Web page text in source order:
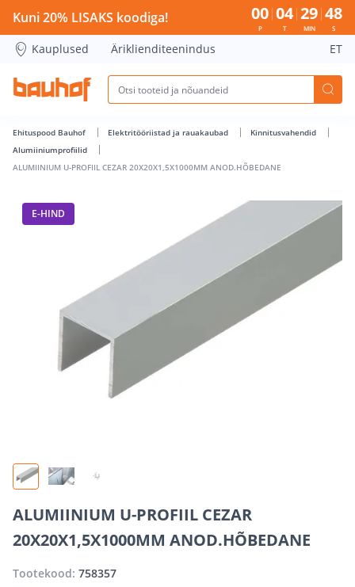
ALUMIINIUM U-PROFIIL CEZAR 20X20X1,5X1000MM
Kuni 20% LISAKS koodiga! 00
P
04
T
29
MIN
47
S
Kauplused Äriklienditeenindus ET
Ehituspood Bauhof Elektritööriistad ja rauakaubad
Kinnitusvahendid
Alumiiniumprofiilid
ALUMIINIUM U-PROFIIL CEZAR 20X20X1,5X1000MM ANOD.HÕBEDANE
E-HIND
ALUMIINIUM U-PROFIIL CEZAR
20X20X1,5X1000MM ANOD.HÕBEDANE
Tootekood: 758357